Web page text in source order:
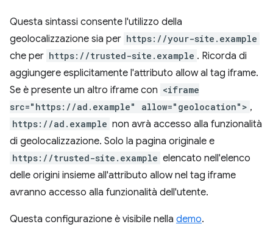
Questa sintassi consente l'utilizzo della
geolocalizzazione sia per https://your-site.example
che per https://trusted-site.example . Ricorda di
aggiungere esplicitamente l'attributo allow al tag iframe.
Se è presente un altro iframe con <iframe
src="https://ad.example" allow="geolocation"> ,
https://ad.example non avrà accesso alla funzionalità
di geolocalizzazione. Solo la pagina originale e
https://trusted-site.example elencato nell'elenco
delle origini insieme all'attributo allow nel tag iframe
avranno accesso alla funzionalità dell'utente.
Questa configurazione è visibile nella demo.